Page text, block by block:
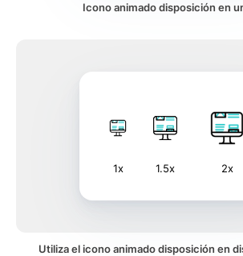
Icono animado disposición en
1x 1.5x 2x
Utiliza el icono animado disposición en